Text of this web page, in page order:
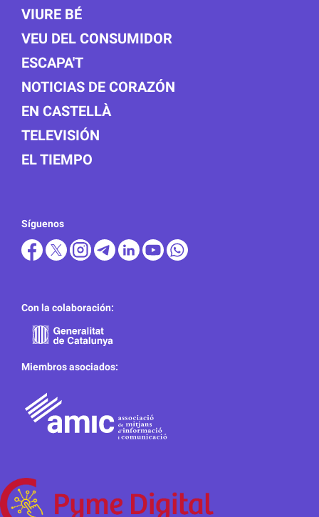
VIURE BÉ
VEU DEL CONSUMIDOR
ESCAPA'T
NOTICIAS DE CORAZÓN
EN CASTELLÀ
TELEVISIÓN
EL TIEMPO
Síguenos
Con la colaboración:
Miembros asociados: